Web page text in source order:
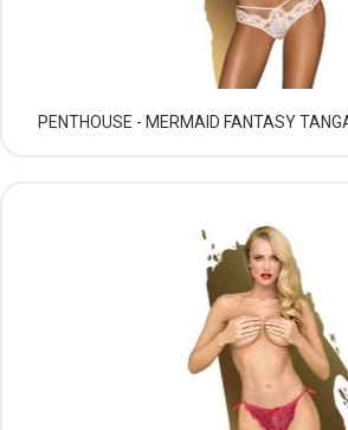
PENTHOUSE - MERMAID FANTASY